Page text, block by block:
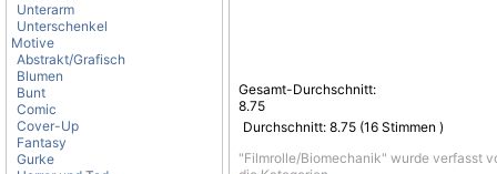
Unterarm
Unterschenkel
Motive
Abstrakt/Grafisch
Blumen
Bunt
Comic
Cover-Up
Fantasy
Gurke
Gesamt-Durchschnitt:
8.75
Durchschnitt: 8.75 (16 Stimmen )
"Filmrolle/Biomechanik" wurde verfasst